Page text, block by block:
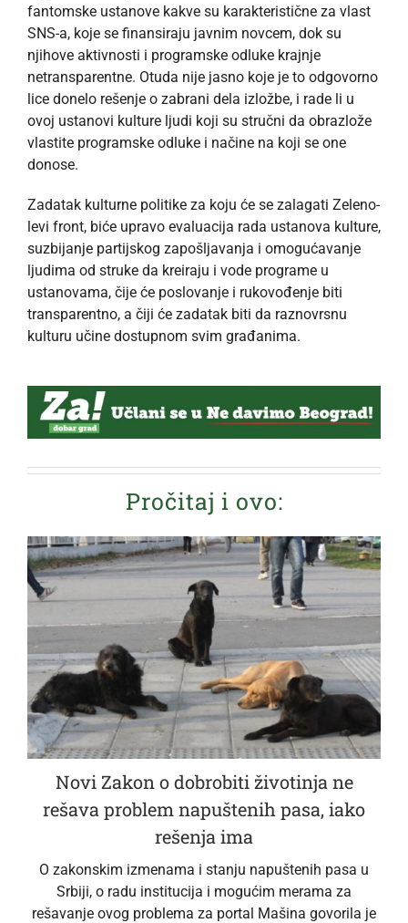
fantomske ustanove kakve su karakteristične za vlast
SNS-a, koje se finansiraju javnim novcem, dok su
njihove aktivnosti i programske odluke krajnje
netransparentne. Otuda nije jasno koje je to odgovorno
lice donelo rešenje o zabrani dela izložbe, i rade li u
ovoj ustanovi kulture ljudi koji su stručni da obrazlože
vlastite programske odluke i načine na koji se one
donose.
Zadatak kulturne politike za koju će se zalagati Zeleno-
levi front, biće upravo evaluacija rada ustanova kulture,
suzbijanje partijskog zapošljavanja i omogućavanje
ljudima od struke da kreiraju i vode programe u
ustanovama, čije će poslovanje i rukovođenje biti
transparentno, a čiji će zadatak biti da raznovrsnu
kulturu učine dostupnom svim građanima.
Pročitaj i ovo:
Novi Zakon o dobrobiti životinja ne
rešava problem napuštenih pasa, iako
rešenja ima
O zakonskim izmenama i stanju napuštenih pasa u
Srbiji, o radu institucija i mogućim merama za
rešavanje ovog problema za portal Mašina govorila je